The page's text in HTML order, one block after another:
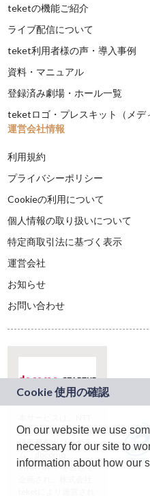
teketの機能ご紹介
ライブ配信について
teket利用者様の声・導入事例
資料・マニュアル
登録済み劇場・ホール一覧
teketロゴ・プレスキット（メデ
運営会社情報
利用規約
プライバシーポリシー
Cookieの利用について
個人情報の取り扱いについて
特定商取引法に基づく表示
運営会社
お知らせ
お問い合わせ
ドコモグループの新
規事業創出プログラ
ム「docomo
STARTUP」を通じて
On our website we use
necessary for our site to
information about how our